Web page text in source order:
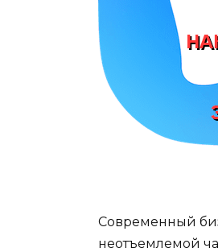
Современный
неотъемлемой